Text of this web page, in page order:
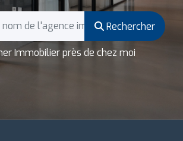
Rechercher
Immobilier près de chez moi